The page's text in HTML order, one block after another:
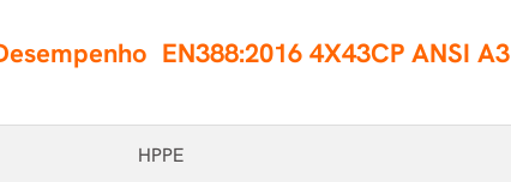
EN388:2016 4X43CP ANSI A3
HPPE